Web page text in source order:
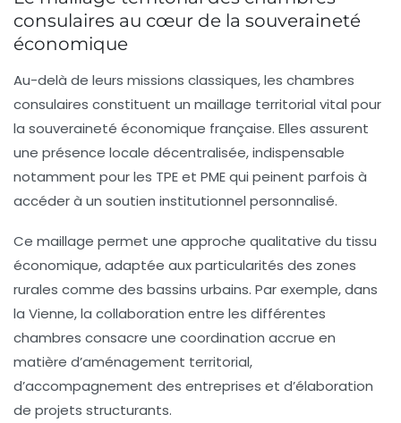
consulaires au cœur de la souveraineté
économique
Au-delà de leurs missions classiques, les chambres
consulaires constituent un maillage territorial vital pour
la souveraineté économique française. Elles assurent
une présence locale décentralisée, indispensable
notamment pour les TPE et PME qui peinent parfois à
accéder à un soutien institutionnel personnalisé.
Ce maillage permet une approche qualitative du tissu
économique, adaptée aux particularités des zones
rurales comme des bassins urbains. Par exemple, dans
la Vienne, la collaboration entre les différentes
chambres consacre une coordination accrue en
matière d’aménagement territorial,
d’accompagnement des entreprises et d’élaboration
de projets structurants.